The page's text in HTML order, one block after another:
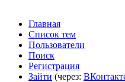
Главная
Список тем
Пользователи
Поиск
Регистрация
Зайти (через: